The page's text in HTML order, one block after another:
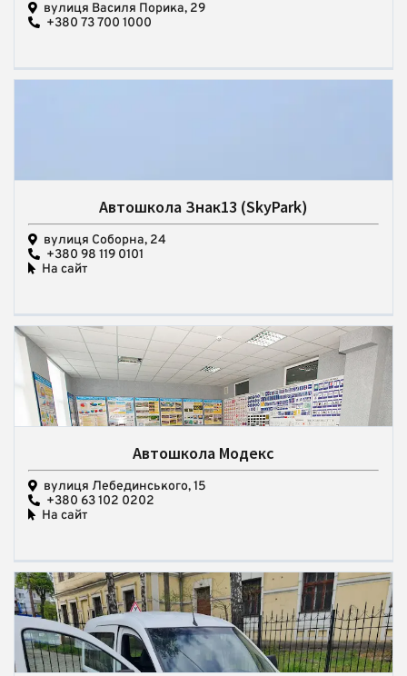
вулиця Василя Порика, 29
+380 73 700 1000
Автошкола Знак13 (SkyPark)
вулиця Соборна, 24
+380 98 119 0101
На сайт
Автошкола Модекс
вулиця Лебединського, 15
+380 63 102 0202
На сайт